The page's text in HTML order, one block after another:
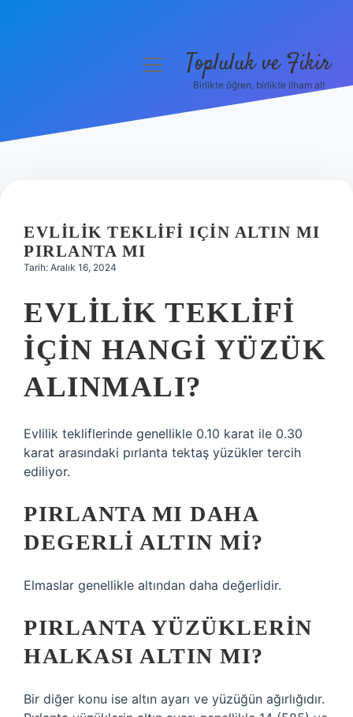
Hakkımızda
menüyüTopluluk ve Fikir
Birlikte öğren, birlikte ilham al!
EVLILIK TEKLIFI IÇIN ALTIN MI
PIRLANTA MI
Tarih: Aralık 16, 2024
EVLILIK TEKLIFI
IÇIN HANGI YÜZÜK
ALINMALI?
Evlilik tekliflerinde genellikle 0.10 karat ile 0.30
karat arasındaki pırlanta tektaş yüzükler tercih
ediliyor.
PIRLANTA MI DAHA
DEGERLI ALTIN MI?
Elmaslar genellikle altından daha değerlidir.
PIRLANTA YÜZÜKLERIN
HALKASI ALTIN MI?
Bir diğer konu ise altın ayarı ve yüzüğün ağırlığıdır.